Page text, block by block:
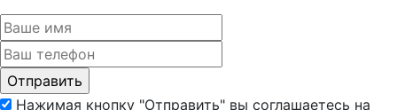
Нажимая кнопку "Отправить" вы соглашаетесь на